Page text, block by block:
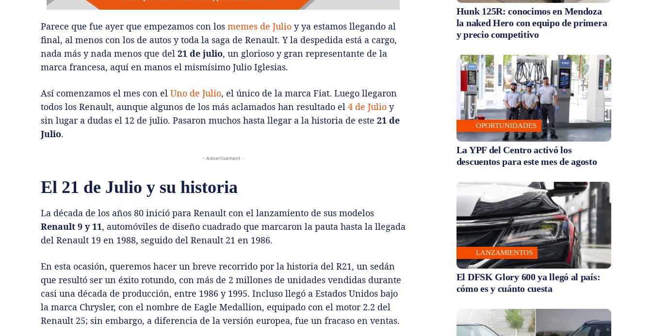
Parece que fue ayer que empezamos con los memes de Julio y ya estamos llegando al
final, al menos con los de autos y toda la saga de Renault. Y la despedida está a cargo,
nada más y nada menos que del 21 de julio, un glorioso y gran representante de la
marca francesa, aquí en manos el mismísimo Julio Iglesias.
Así comenzamos el mes con el Uno de Julio, el único de la marca Fiat. Luego llegaron
todos los Renault, aunque algunos de los más aclamados han resultado el 4 de Julio y
sin lugar a dudas el 12 de julio. Pasaron muchos hasta llegar a la historia de este 21 de
Julio.
- Advertisement -
El 21 de Julio y su historia
La década de los años 80 inició para Renault con el lanzamiento de sus modelos
Renault 9 y 11, automóviles de diseño cuadrado que marcaron la pauta hasta la llegada
del Renault 19 en 1988, seguido del Renault 21 en 1986.
En esta ocasión, queremos hacer un breve recorrido por la historia del R21, un sedán
que resultó ser un éxito rotundo, con más de 2 millones de unidades vendidas durante
casi una década de producción, entre 1986 y 1995. Incluso llegó a Estados Unidos bajo
la marca Chrysler, con el nombre de Eagle Medallion, equipado con el motor 2.2 del
Renault 25; sin embargo, a diferencia de la versión europea, fue un fracaso en ventas.
Hunk 125R: conocimos en Mendoza
la naked Hero con equipo de primera
y precio competitivo
OPORTUNIDADES
La YPF del Centro activó los
descuentos para este mes de agosto
LANZAMIENTOS
El DFSK Glory 600 ya llegó al país:
cómo es y cuánto cuesta